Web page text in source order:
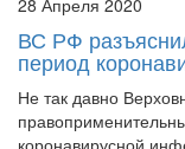
ВС РФ
период
Не так давно
коронавирусной